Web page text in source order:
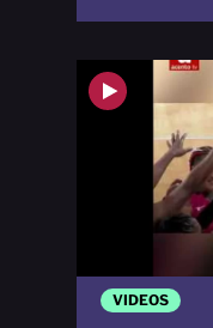
VIDEOS